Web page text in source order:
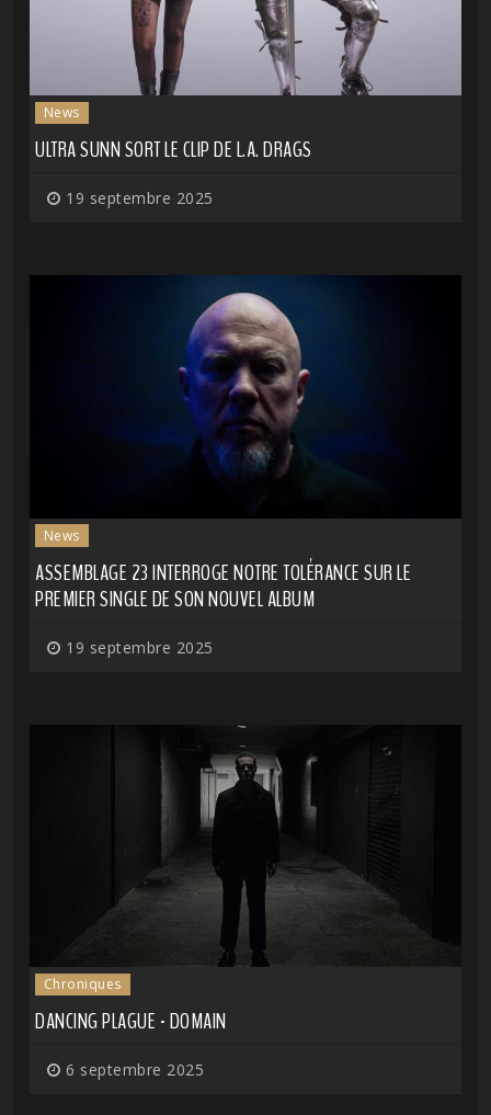
News
ULTRA SUNN SORT LE CLIP DE L.A. DRAGS
19 septembre 2025
News
ASSEMBLAGE 23 INTERROGE NOTRE TOLÉRANCE SUR LE
PREMIER SINGLE DE SON NOUVEL ALBUM
19 septembre 2025
Chroniques
DANCING PLAGUE - DOMAIN
6 septembre 2025